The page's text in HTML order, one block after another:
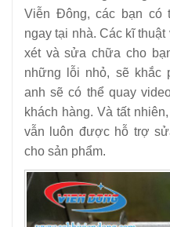
Viễn Đông, các bạn
ngay tại nhà. Các kĩ
xét và sửa chữa cho
những lỗi nhỏ, sẽ khắc
anh sẽ có thể quay
khách hàng. Và tất
vẫn luôn được hỗ trợ
cho sản phẩm.